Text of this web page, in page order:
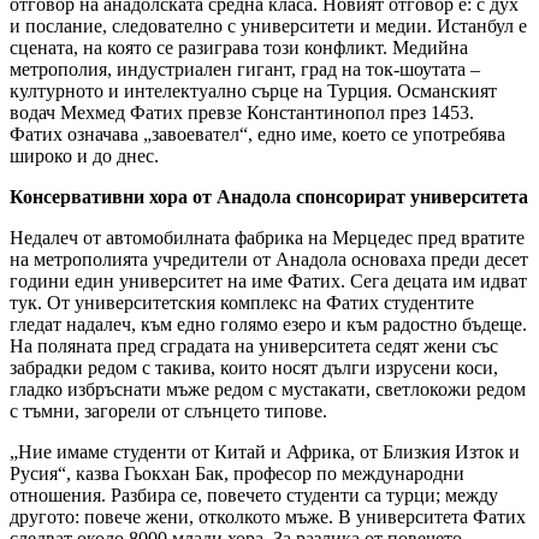
отговор на анадолската средна класа. Новият отговор е: с дух
и послание, следователно с университети и медии. Истанбул е
сцената, на която се разиграва този конфликт. Медийна
метрополия, индустриален гигант, град на ток-шоутата –
културното и интелектуално сърце на Турция. Османският
водач Мехмед Фатих превзе Константинопол през 1453.
Фатих означава „завоевател“, едно име, което се употребява
широко и до днес.
Консервативни хора от Анадола спонсорират университета
Недалеч от автомобилната фабрика на Мерцедес пред вратите
на метрополията учредители от Анадола основаха преди десет
години един университет на име Фатих. Сега децата им идват
тук. От университетския комплекс на Фатих студентите
гледат надалеч, към едно голямо езеро и към радостно бъдеще.
На поляната пред сградата на университета седят жени със
забрадки редом с такива, които носят дълги изрусени коси,
гладко избръснати мъже редом с мустакати, светлокожи редом
с тъмни, загорели от слънцето типове.
„Ние имаме студенти от Китай и Африка, от Близкия Изток и
Русия“, казва Гьокхан Бак, професор по международни
отношения. Разбира се, повечето студенти са турци; между
другото: повече жени, отколкото мъже. В университета Фатих